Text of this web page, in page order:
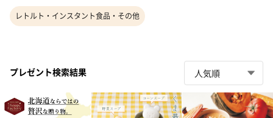
レトルト・インスタント食品・その他
プレゼント検索結果